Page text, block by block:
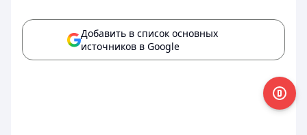
Добавить в список основных
источников в Google